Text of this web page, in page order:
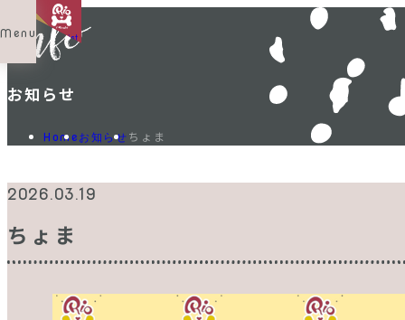
Menu Shop List
お知らせ
Home お知らせ ちょま
2026.03.19
ちょま